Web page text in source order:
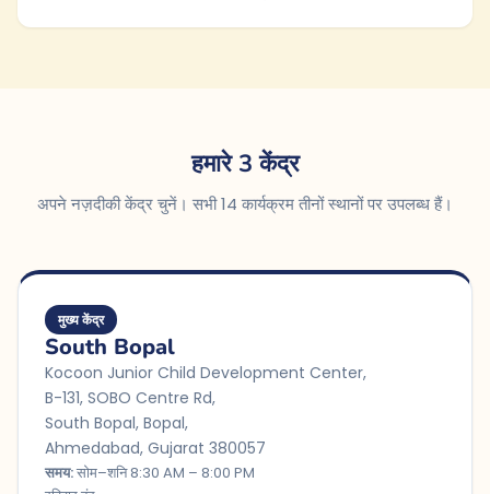
हमारे 3 केंद्र
अपने नज़दीकी केंद्र चुनें। सभी 14 कार्यक्रम तीनों स्थानों पर उपलब्ध हैं।
मुख्य केंद्र
South Bopal
Kocoon Junior Child Development Center,
B-131, SOBO Centre Rd,
South Bopal, Bopal,
Ahmedabad, Gujarat 380057
समय:सोम–शनि 8:30 AM – 8:00 PM